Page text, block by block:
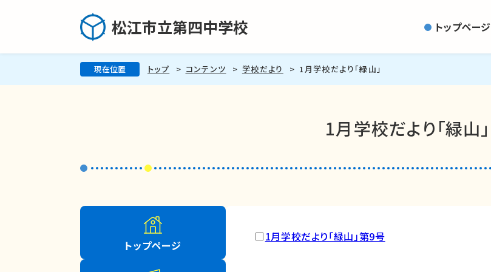
松江市立第四中学校 トップページ
現在位置 トップ コンテンツ 学校だより 1月学校だより「緑山」
1月学校だより「緑山」
□1月学校だより「緑山」第9号
トップページ